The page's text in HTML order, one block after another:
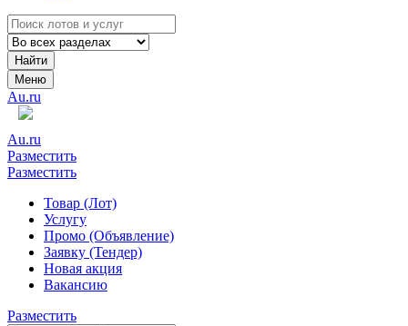
Найти
Меню
Au.ru
Au.ru
Разместить
Разместить
Товар (Лот)
Услугу
Промо (Объявление)
Заявку (Тендер)
Новая акция
Вакансию
Разместить